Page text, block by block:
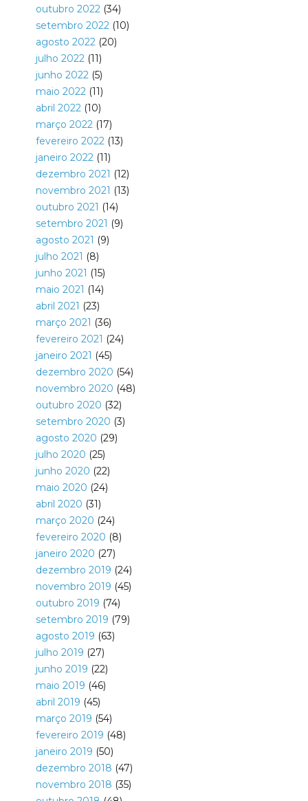
outubro 2022(34)
setembro 2022(10)
agosto 2022(20)
julho 2022(11)
junho 2022(5)
maio 2022(11)
abril 2022(10)
março 2022(17)
fevereiro 2022(13)
janeiro 2022(11)
dezembro 2021 (12)
novembro 2021 (13)
outubro 2021 (14)
setembro 2021 (9)
agosto 2021 (9)
julho 2021 (8)
junho 2021 (15)
maio 2021 (14)
abril 2021 (23)
março 2021 (36)
fevereiro 2021 (24)
janeiro 2021 (45)
dezembro 2020 (54)
novembro 2020 (48)
outubro 2020 (32)
setembro 2020 (3)
agosto 2020 (29)
julho 2020 (25)
junho 2020 (22)
maio 2020 (24)
abril 2020 (31)
março 2020 (24)
fevereiro 2020 (8)
janeiro 2020 (27)
dezembro 2019 (24)
novembro 2019 (45)
outubro 2019 (74)
setembro 2019 (79)
agosto 2019 (63)
julho 2019 (27)
junho 2019 (22)
maio 2019 (46)
abril 2019 (45)
março 2019 (54)
fevereiro 2019 (48)
janeiro 2019 (50)
dezembro 2018 (47)
novembro 2018 (35)